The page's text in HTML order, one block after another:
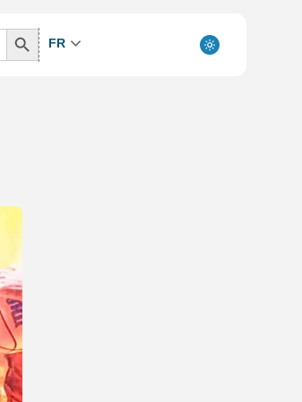
Search
Button
FR